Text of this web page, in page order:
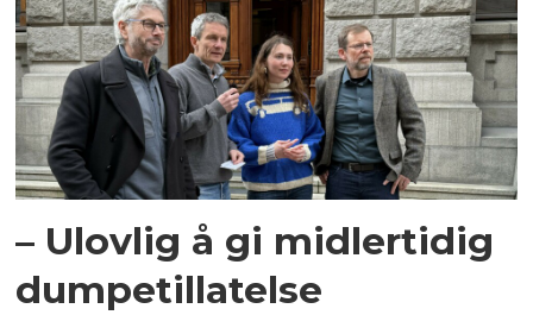
– Ulovlig å gi midlertidig
dumpetillatelse